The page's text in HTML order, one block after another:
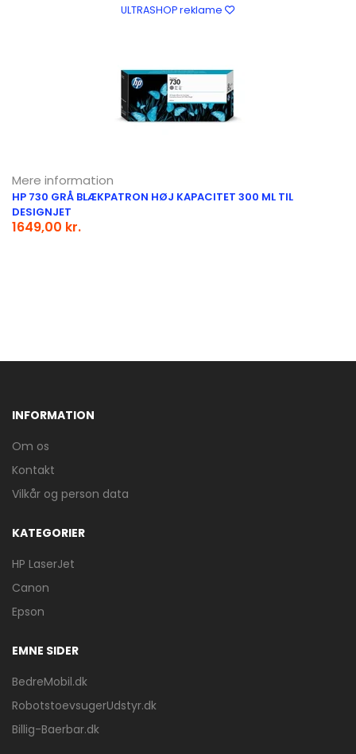
ULTRASHOP reklame
Mere information
HP 730 GRÅ BLÆKPATRON HØJ KAPACITET 300 ML TIL
DESIGNJET
1649,00 kr.
INFORMATION
Om os
Kontakt
Vilkår og person data
KATEGORIER
HP LaserJet
Canon
Epson
EMNE SIDER
BedreMobil.dk
RobotstoevsugerUdstyr.dk
Billig-Baerbar.dk